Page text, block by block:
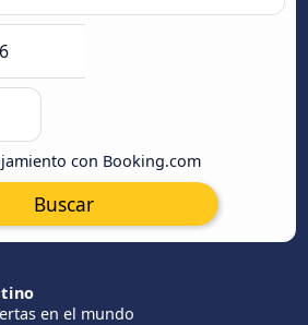
con Booking.com
Buscar
en el mundo